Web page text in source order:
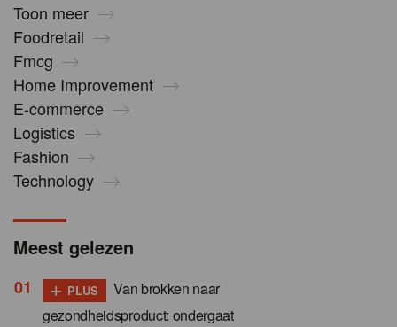
Toon meer
Foodretail
Fmcg
Home Improvement
E-commerce
Logistics
Fashion
Technology
Meest gelezen
+ PLUS
Van brokken naar
gezondheidsproduct: ondergaat